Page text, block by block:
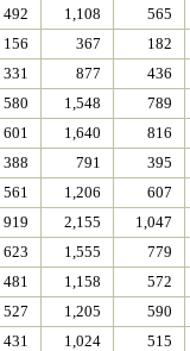
492 1,108 565
156 367 182
331 877 436
580 1,548 789
601 1,640 816
388 791 395
561 1,206 607
919 2,155 1,047
623 1,555 779
481 1,158 572
527 1,205 590
431 1,024 515